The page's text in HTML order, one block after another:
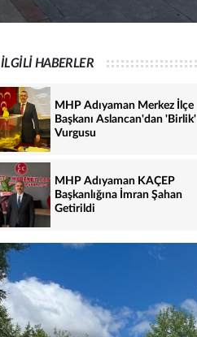
İLGİLİ HABERLER
MHP Adıyaman Merkez İlçe
Başkanı Aslancan'dan 'Birlik'
Vurgusu
MHP Adıyaman KAÇEP
Başkanlığına İmran Şahan
Getirildi